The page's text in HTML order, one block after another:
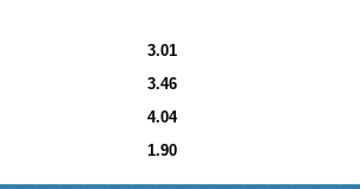
3.01
3.46
4.04
1.90